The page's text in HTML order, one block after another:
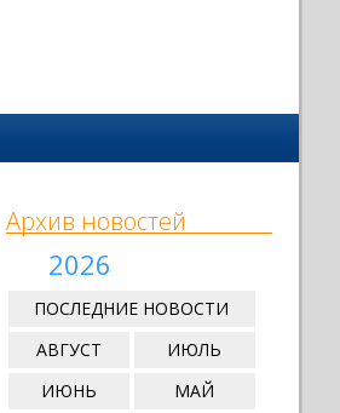
Архив новостей
2026
ПОСЛЕДНИЕ НОВОСТИ
АВГУСТ
ИЮЛЬ
ИЮНЬ
МАЙ